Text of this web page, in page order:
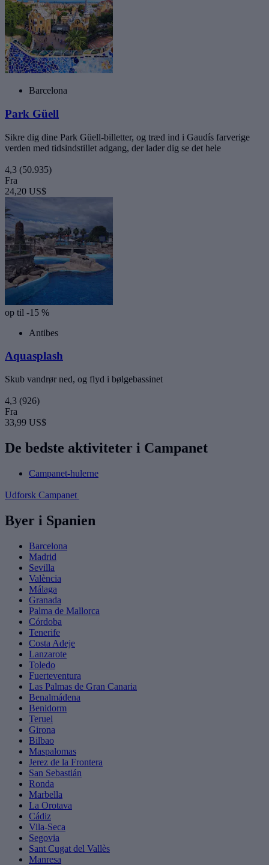
Barcelona
Park Güell
Sikre dig dine Park Güell-billetter, og træd ind i Gaudís farverige
verden med tidsindstillet adgang, der lader dig se det hele
4,3 (50.935)
Fra
24,20 US$
op til -15 %
Antibes
Aquasplash
Skub vandrør ned, og flyd i bølgebassinet
4,3 (926)
Fra
33,99 US$
De bedste aktiviteter i Campanet
Campanet-hulerne
Udforsk Campanet
Byer i Spanien
Barcelona
Madrid
Sevilla
València
Málaga
Granada
Palma de Mallorca
Córdoba
Tenerife
Costa Adeje
Lanzarote
Toledo
Fuerteventura
Las Palmas de Gran Canaria
Benalmádena
Benidorm
Teruel
Girona
Bilbao
Maspalomas
Jerez de la Frontera
San Sebastián
Ronda
Marbella
La Orotava
Cádiz
Vila-Seca
Segovia
Sant Cugat del Vallès
Manresa